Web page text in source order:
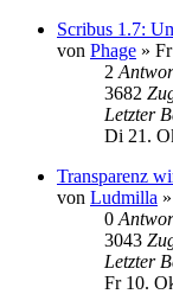
Scribus 1.7:
von Phage »
2
3682
Letzter
Di 21.
Transparenz
von Ludmilla »
0
3043
Letzter
Fr 10.